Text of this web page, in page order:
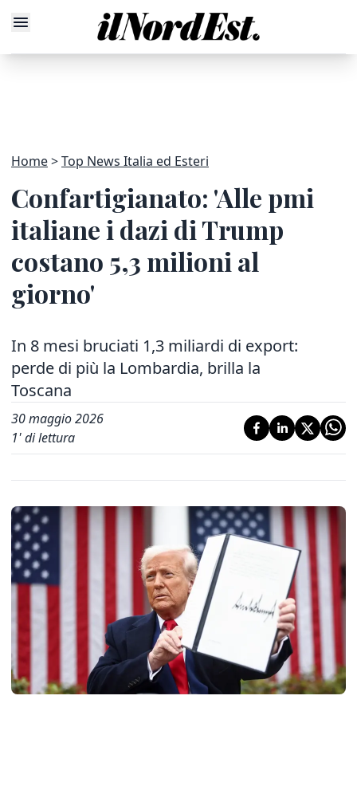
Home Top News Italia ed Esteri
Confartigianato: 'Alle pmi
italiane i dazi di Trump
costano 5,3 milioni al
giorno'
In 8 mesi bruciati 1,3 miliardi di export:
perde di più la Lombardia, brilla la
Toscana
30 maggio 2026
1' di lettura